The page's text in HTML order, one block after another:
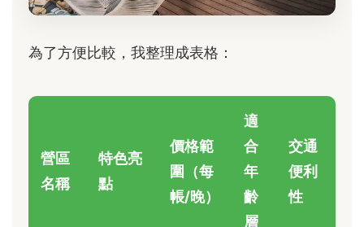
為了方便比較，我整理成表格：
營區
名稱
特色亮
點
價格範
圍（每
帳/晚）
適
合
年
齡
層
交通
便利
性